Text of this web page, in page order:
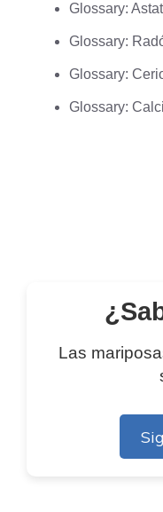
Glossary:
Glossary:
Glossary:
Glossary:
Las